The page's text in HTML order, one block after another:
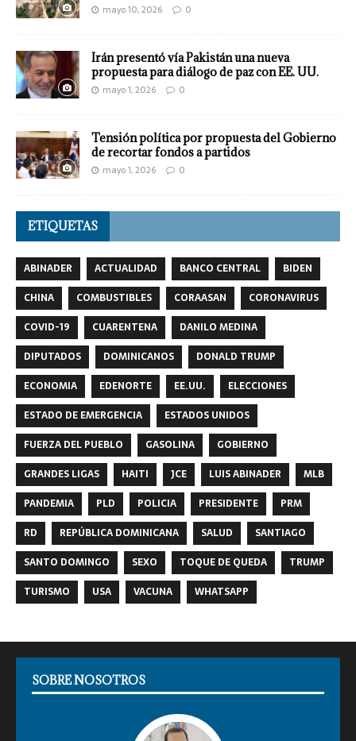
mayo 10, 2026 0
Irán presentó vía Pakistán una nueva
propuesta para diálogo de paz con EE. UU.
mayo 1, 2026 0
Tensión política por propuesta del Gobierno
de recortar fondos a partidos
mayo 1, 2026 0
ETIQUETAS
ABINADER ACTUALIDAD BANCO CENTRAL
BIDEN
CHINA
COMBUSTIBLES CORAASAN
CORONAVIRUS
COVID-19
CUARENTENA
DANILO MEDINA
DIPUTADOS
DOMINICANOS
DONALD TRUMP
ECONOMIA
EDENORTE EE.UU.
ELECCIONES
ESTADO DE EMERGENCIA
ESTADOS UNIDOS
FUERZA DEL PUEBLO
GASOLINA
GOBIERNO
GRANDES LIGAS
HAITI JCE LUIS ABINADER
MLB
PANDEMIA
PLD POLICIA PRESIDENTE
PRM
RD
REPÚBLICA DOMINICANA SALUD
SANTIAGO
SANTO DOMINGO
SEXO TOQUE DE QUEDA
TRUMP
TURISMO
USA VACUNA WHATSAPP
SOBRE NOSOTROS